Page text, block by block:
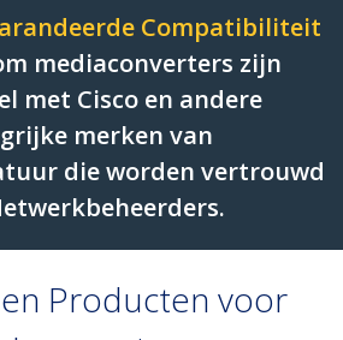
Compatibiliteit
mediaconverters zijn
met Cisco en andere
merken van
die worden vertrouwd
Producten voor